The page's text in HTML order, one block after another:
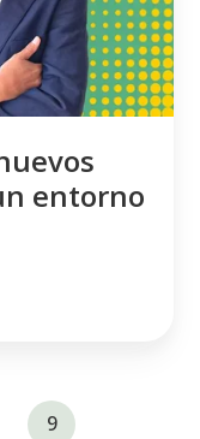
entorno
9